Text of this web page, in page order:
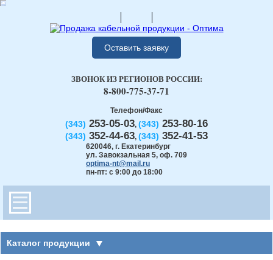
Оставить заявку
Телефон/Факс
(343) 253-05-03, (343) 253-80-16
(343) 352-44-63, (343) 352-41-53
620046, г. Екатеринбург
ул. Завокзальная 5, оф. 709
optima-nt@mail.ru
пн-пт: с 9:00 до 18:00
ЗВОНОК ИЗ РЕГИОНОВ РОССИИ:
8-800-775-37-71
Каталог продукции